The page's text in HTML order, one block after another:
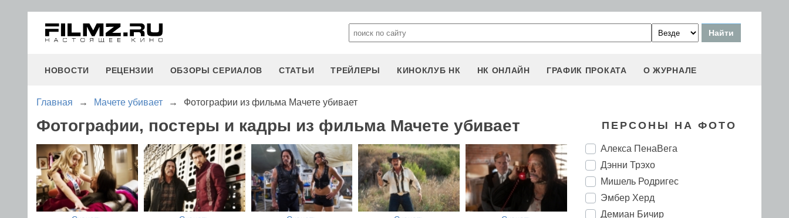
НОВОСТИ РЕЦЕНЗИИ ОБЗОРЫ СЕРИАЛОВ СТАТЬИ ТРЕЙЛЕРЫ КИНОКЛУБ НК НК ОНЛАЙН ГРАФИК ПРОКАТА О ЖУРНАЛЕ
Главная → Мачете убивает → Фотографии из фильма Мачете убивает
Фотографии, постеры и кадры из фильма Мачете убивает ПЕРСОНЫ НА ФОТО
Алекса ПенаВега
Дэнни Трэхо
Мишель Родригес
Эмбер Херд
Демиан Бичир